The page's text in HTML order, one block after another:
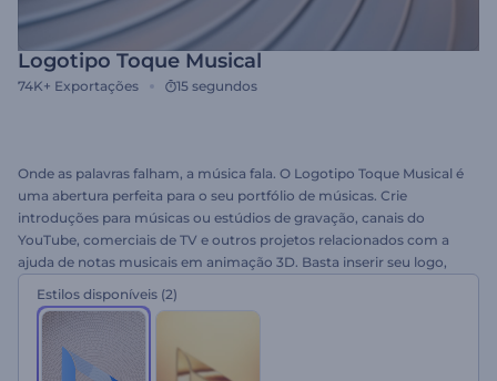
Logotipo Toque Musical
74K+ Exportações 15 segundos
Onde as palavras falham, a música fala. O Logotipo Toque Musical é
uma abertura perfeita para o seu portfólio de músicas. Crie
introduções para músicas ou estúdios de gravação, canais do
YouTube, comerciais de TV e outros projetos relacionados com a
ajuda de notas musicais em animação 3D. Basta inserir seu logo,
Estilos disponíveis (2)